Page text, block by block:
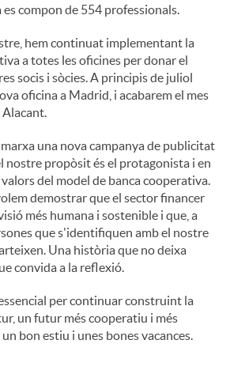
compon de 554 professionals.
hem continuat implementant la
a totes les oficines per donar el
socis i sòcies. A principis de juliol
oficina a Madrid, i acabarem el mes
Alacant.
una nova campanya de publicitat
nostre propòsit és el protagonista i en
del model de banca cooperativa.
demostrar que el sector financer
més humana i sostenible i que, a
que s'identifiquen amb el nostre
Una història que no deixa
convida a la reflexió.
per continuar construint la
un futur més cooperatiu i més
bon estiu i unes bones vacances.